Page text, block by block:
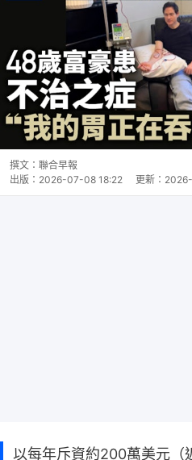
撰文： 聯合早報
出版： 2026-07-08 18:22 更新：
以每年斥資約200萬美元（